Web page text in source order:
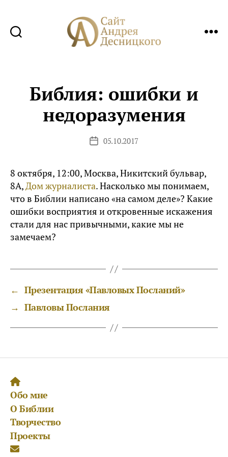
Библия: ошибки и
недоразумения
Дата05.10.2017
8 октября, 12:00, Москва, Никитский бульвар,
8А,Дом журналиста. Насколько мы понимаем,
что в Библии написано «на самом деле»? Какие
ошибки восприятия и откровенные искажения
стали для нас привычными, какие мы не
замечаем?
← Презентация «Павловых Посланий»
→ Павловы Послания
Обо мне
О Библии
Творчество
Проекты